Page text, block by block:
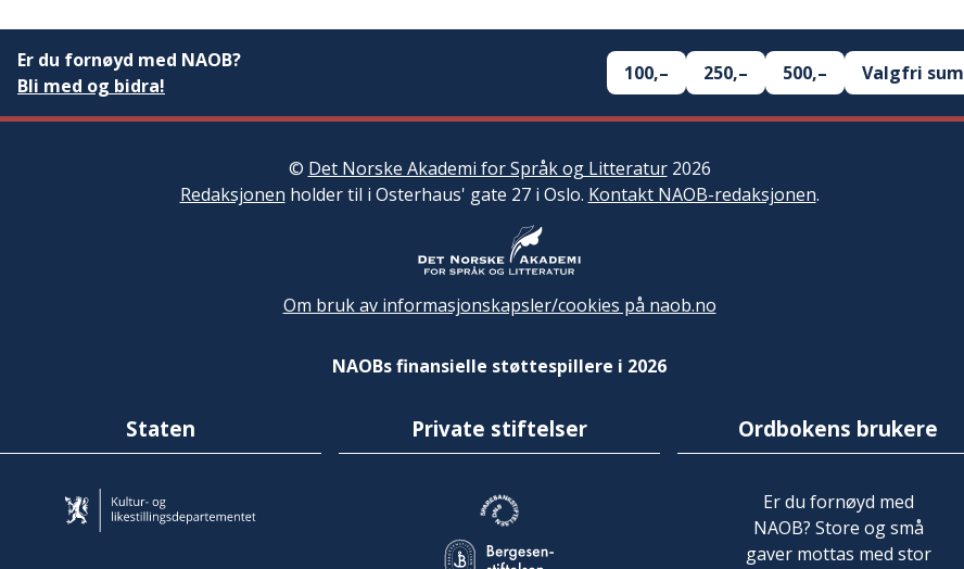
Er du fornøyd med NAOB?
Bli med og bidra!
100,– 250,– 500,– Valgfri sum
© Det Norske Akademi for Språk og Litteratur2026
Redaksjonen holder til i Osterhaus' gate 27 i Oslo. Kontakt NAOB-redaksjonen.
Om bruk av informasjonskapsler/cookies på naob.no
NAOBs finansielle støttespillere i 2026
Staten Private stiftelser Ordbokens brukere
Er du fornøyd med
NAOB? Store og små
gaver mottas med stor